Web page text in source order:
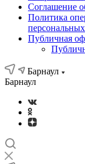
Соглашение
Политика
Публичная
Барнаул
Барнаул